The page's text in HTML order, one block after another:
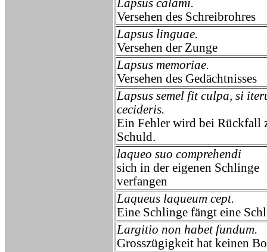
Lapsus calami.
Versehen des Schreibrohres
Lapsus linguae.
Versehen der Zunge
Lapsus memoriae.
Versehen des Gedächtnisses
Lapsus semel fit culpa, si
cecideris.
Ein Fehler wird bei Rückfall
Schuld.
laqueo suo comprehendi
sich in der eigenen Schlinge
verfangen
Laqueus laqueum cept.
Eine Schlinge fängt eine
Largitio non habet fundum.
Grosszügigkeit hat keinen